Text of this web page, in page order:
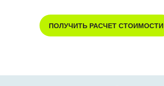
ПОЛУЧИТЬ РАСЧЕТ СТОИМОСТИ